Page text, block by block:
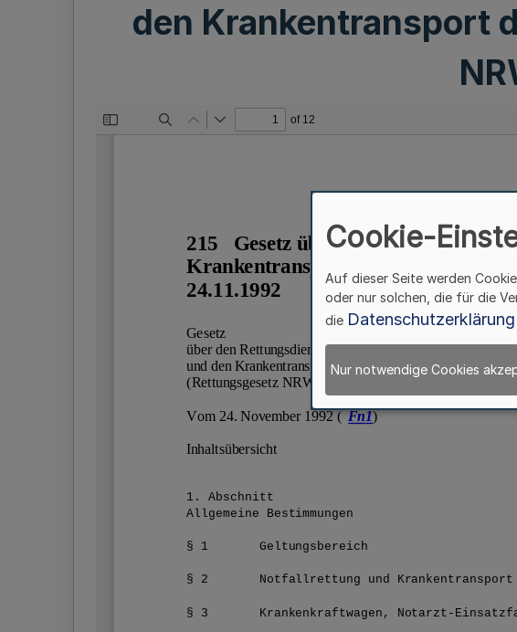
den Krankentransport
Cookie-
Auf dieser Seite werden
oder nur solchen, die für die
die Datenschutzerklärung
Nur notwendige Cookies